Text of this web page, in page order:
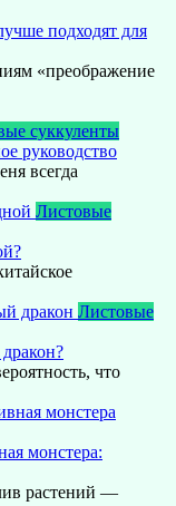
подходят для
«преображение
суккуленты
руководство
всегда
Листовые
Листовые
что
монстера:
растений —